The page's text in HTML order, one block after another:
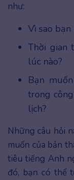
như:
Vì sao
Thời gian
lúc nào?
Bạn
trong
lịch?
Những câu hỏi
muốn của bản
tiêu tiếng Anh
đó, bạn có thể